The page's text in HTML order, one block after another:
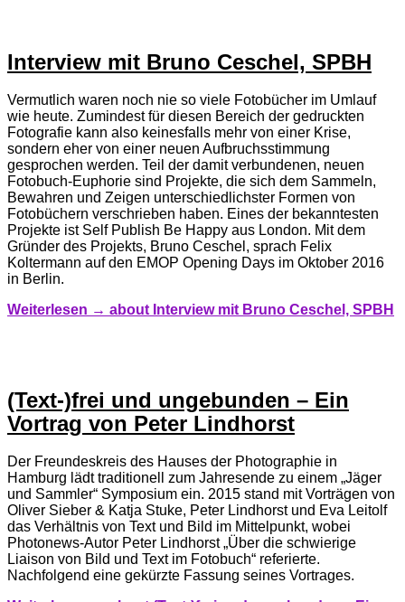
Interview mit Bruno Ceschel, SPBH
Vermutlich waren noch nie so viele Fotobücher im Umlauf
wie heute. Zumindest für diesen Bereich der gedruckten
Fotografie kann also keinesfalls mehr von einer Krise,
sondern eher von einer neuen Aufbruchsstimmung
gesprochen werden. Teil der damit verbundenen, neuen
Fotobuch-Euphorie sind Projekte, die sich dem Sammeln,
Bewahren und Zeigen unterschiedlichster Formen von
Fotobüchern verschrieben haben. Eines der bekanntesten
Projekte ist Self Publish Be Happy aus London. Mit dem
Gründer des Projekts, Bruno ­Ceschel, sprach Felix
Koltermann auf den EMOP Opening Days im Oktober 2016
in Berlin.
Weiterlesen → about Interview mit Bruno Ceschel, SPBH
(Text-)frei und ungebunden – Ein
Vortrag von Peter Lindhorst
Der Freundeskreis des Hauses der Photographie in
Hamburg lädt traditionell zum Jahresende zu einem „Jäger
und Sammler“ Symposium ein. 2015 stand mit Vorträgen von
Oliver Sieber & Katja Stuke, Peter Lindhorst und Eva Leitolf
das Verhältnis von Text und Bild im Mittelpunkt, wobei
Photonews-Autor Peter Lindhorst „Über die schwierige
Liaison von Bild und Text im Fotobuch“ referierte.
Nachfolgend eine gekürzte Fassung seines Vortrages.